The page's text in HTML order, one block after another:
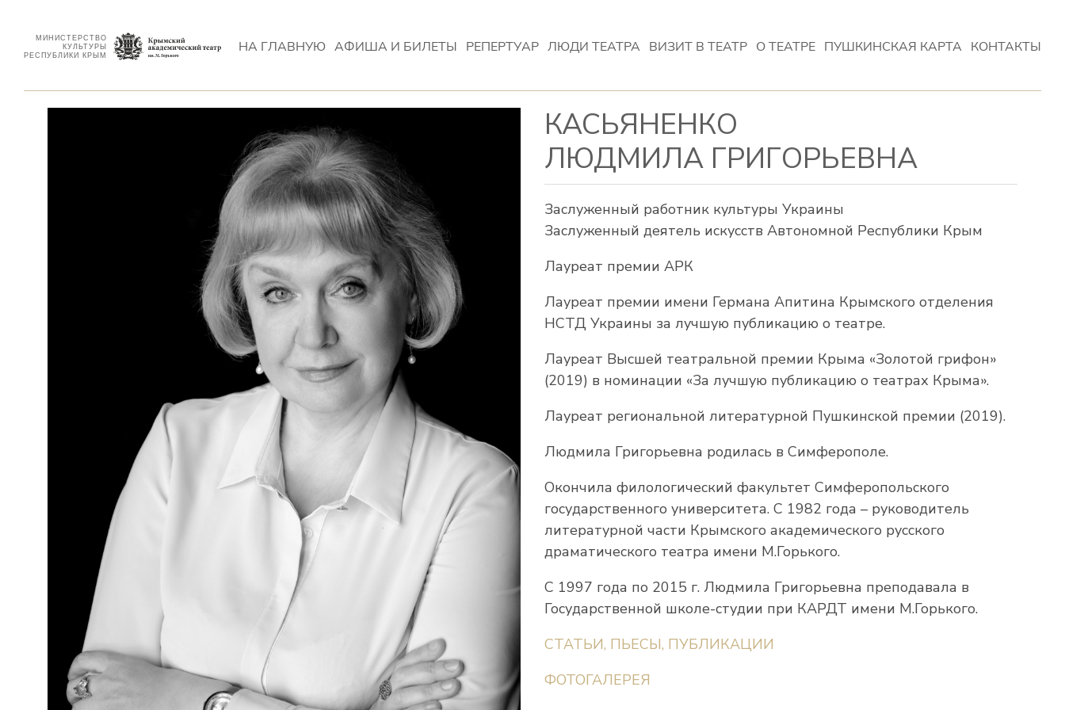
МИНИСТЕРСТВО
КУЛЬТУРЫ
РЕСПУБЛИКИ КРЫМ
НА ГЛАВНУЮ АФИША И БИЛЕТЫ РЕПЕРТУАР ЛЮДИ ТЕАТРА ВИЗИТ В ТЕАТР О ТЕАТРЕ ПУШКИНСКАЯ КАРТА КОНТАКТЫ
КАСЬЯНЕНКО
ЛЮДМИЛА ГРИГОРЬЕВНА
Заслуженный работник культуры Украины
Заслуженный деятель искусств Автономной Республики Крым
Лауреат премии АРК
Лауреат премии имени Германа Апитина Крымского отделения
НСТД Украины за лучшую публикацию о театре.
Лауреат Высшей театральной премии Крыма «Золотой грифон»
(2019) в номинации «За лучшую публикацию о театрах Крыма».
Лауреат региональной литературной Пушкинской премии (2019).
Людмила Григорьевна родилась в Симферополе.
Окончила филологический факультет Симферопольского
государственного университета. С 1982 года – руководитель
литературной части Крымского академического русского
драматического театра имени М.Горького.
С 1997 года по 2015 г. Людмила Григорьевна преподавала в
Государственной школе-студии при КАРДТ имени М.Горького.
СТАТЬИ, ПЬЕСЫ, ПУБЛИКАЦИИ
ФОТОГАЛЕРЕЯ